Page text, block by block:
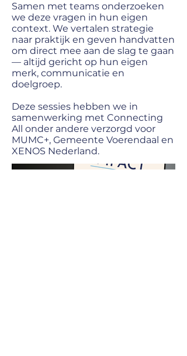
Samen met teams onderzoeken
we deze vragen in hun eigen
context. We vertalen strategie
naar praktijk en geven handvatten
om direct mee aan de slag te gaan
— altijd gericht op hun eigen
merk, communicatie en
doelgroep.
Deze sessies hebben we in
samenwerking met Connecting
All onder andere verzorgd voor
MUMC+, Gemeente Voerendaal en
XENOS Nederland.